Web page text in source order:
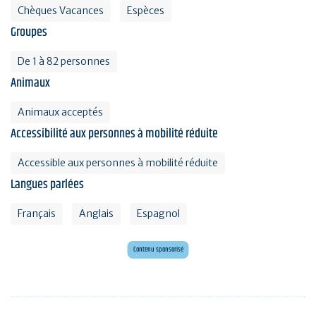
Chèques Vacances Espèces
Groupes
De 1 à 82 personnes
Animaux
Animaux acceptés
Accessibilité aux personnes à mobilité réduite
Accessible aux personnes à mobilité réduite
Langues parlées
Français Anglais Espagnol
Contenu sponsorisé
Maxi mini golf 26 trous à deux pas de l'océan